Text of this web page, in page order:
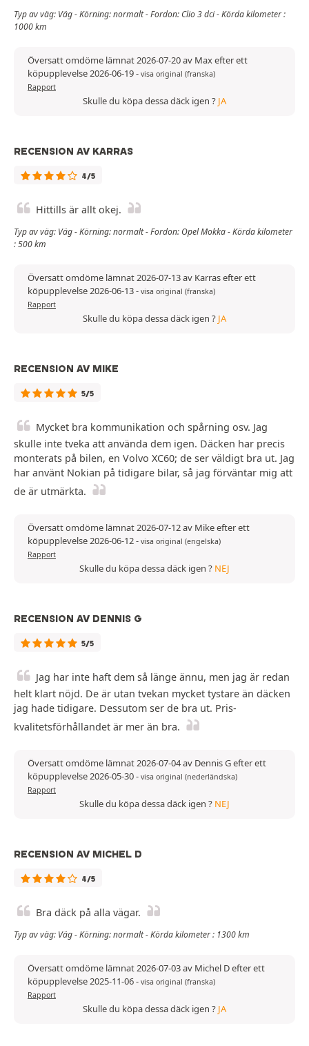
Typ av väg: Väg - Körning: normalt - Fordon: Clio 3 dci - Körda kilometer :
1000 km
Översatt omdöme lämnat 2026-07-20 av Max efter ett
köpupplevelse 2026-06-19- visa original (franska)
Rapport
Skulle du köpa dessa däck igen ? JA
RECENSION AV KARRAS
4/5
Hittills är allt okej.
Typ av väg: Väg - Körning: normalt - Fordon: Opel Mokka - Körda kilometer
: 500 km
Översatt omdöme lämnat 2026-07-13 av Karras efter ett
köpupplevelse 2026-06-13- visa original (franska)
Rapport
Skulle du köpa dessa däck igen ? JA
RECENSION AV MIKE
5/5
Mycket bra kommunikation och spårning osv. Jag
skulle inte tveka att använda dem igen. Däcken har precis
monterats på bilen, en Volvo XC60; de ser väldigt bra ut. Jag
har använt Nokian på tidigare bilar, så jag förväntar mig att
de är utmärkta.
Översatt omdöme lämnat 2026-07-12 av Mike efter ett
köpupplevelse 2026-06-12- visa original (engelska)
Rapport
Skulle du köpa dessa däck igen ? NEJ
RECENSION AV DENNIS G
5/5
Jag har inte haft dem så länge ännu, men jag är redan
helt klart nöjd. De är utan tvekan mycket tystare än däcken
jag hade tidigare. Dessutom ser de bra ut. Pris-
kvalitetsförhållandet är mer än bra.
Översatt omdöme lämnat 2026-07-04 av Dennis G efter ett
köpupplevelse 2026-05-30- visa original (nederländska)
Rapport
Skulle du köpa dessa däck igen ? NEJ
RECENSION AV MICHEL D
4/5
Bra däck på alla vägar.
Typ av väg: Väg - Körning: normalt - Körda kilometer : 1300 km
Översatt omdöme lämnat 2026-07-03 av Michel D efter ett
köpupplevelse 2025-11-06- visa original (franska)
Rapport
Skulle du köpa dessa däck igen ? JA